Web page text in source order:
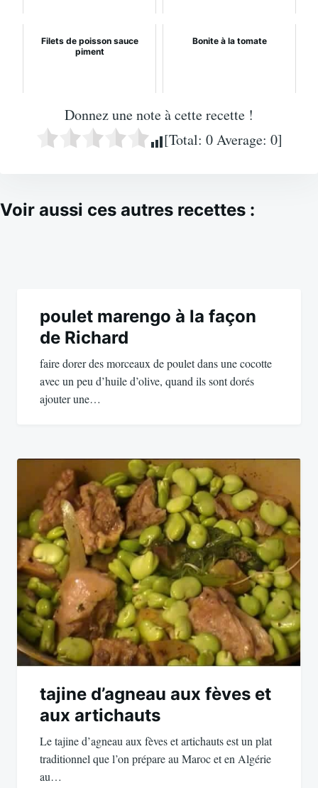
Filets de poisson sauce
piment
Bonite à la tomate
Donnez une note à cette recette !
[Total: 0Average: 0]
Voir aussi ces autres recettes :
l’article
poulet marengo à la façon
de Richard
faire dorer des morceaux de poulet dans une cocotte
avec un peu d’huile d’olive, quand ils sont dorés
ajouter une…
tajine d’agneau aux fèves et
aux artichauts
Le tajine d’agneau aux fèves et artichauts est un plat
traditionnel que l’on prépare au Maroc et en Algérie
au…